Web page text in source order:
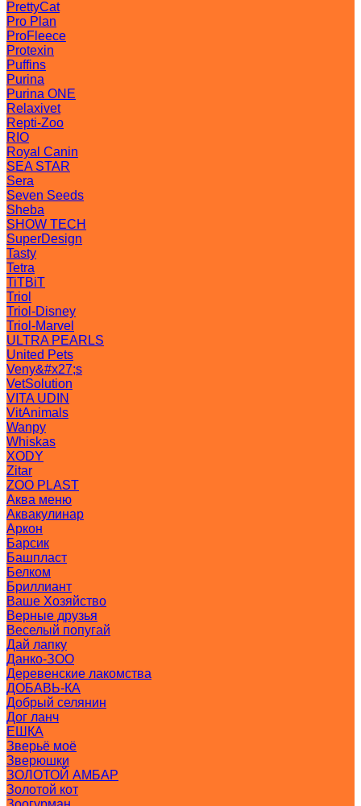
PrettyCat
Pro Plan
ProFleece
Protexin
Puffins
Purina
Purina ONE
Relaxivet
Repti-Zoo
RIO
Royal Canin
SEA STAR
Sera
Seven Seeds
Sheba
SHOW TECH
SuperDesign
Tasty
Tetra
TiTBiT
Triol
Triol-Disney
Triol-Marvel
ULTRA PEARLS
United Pets
Veny&#x27;s
VetSolution
VITA UDIN
VitAnimals
Wanpy
Whiskas
XODY
Zitar
ZOO PLAST
Аква меню
Аквакулинар
Аркон
Барсик
Башпласт
Белком
Бриллиант
Ваше Хозяйство
Верные друзья
Веселый попугай
Дай лапку
Данко-ЗОО
Деревенские лакомства
ДОБАВЬ-КА
Добрый селянин
Дог ланч
ЕШКА
Зверьё моё
Зверюшки
ЗОЛОТОЙ АМБАР
Золотой кот